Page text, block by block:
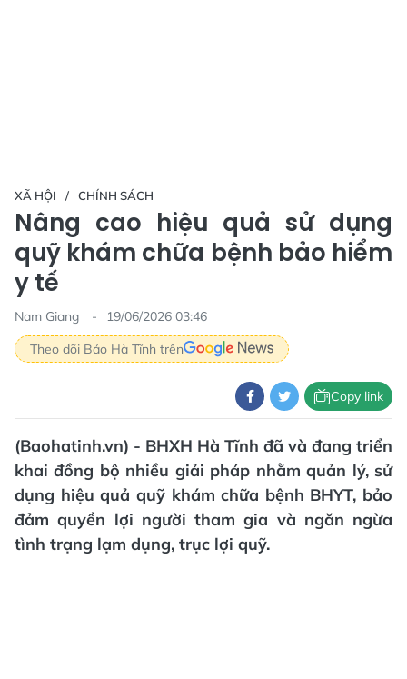
XÃ HỘI CHÍNH SÁCH
Nâng cao hiệu quả sử dụng
quỹ khám chữa bệnh bảo hiểm
y tế
Nam Giang
19/06/2026 03:46
Theo dõi Báo Hà Tĩnh trên
Copy link
(Baohatinh.vn) - BHXH Hà Tĩnh đã và đang triển
khai đồng bộ nhiều giải pháp nhằm quản lý, sử
dụng hiệu quả quỹ khám chữa bệnh BHYT, bảo
đảm quyền lợi người tham gia và ngăn ngừa
tình trạng lạm dụng, trục lợi quỹ.